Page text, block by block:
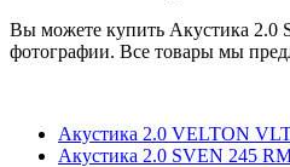
Вы можете купить Акустика 2.0
фотографии. Все товары мы
Акустика 2.0 VELTON
Акустика 2.0 SVEN 245